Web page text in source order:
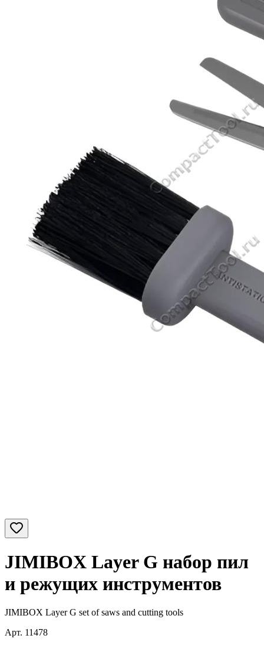
JIMIBOX Layer G набор пил
и режущих инструментов
JIMIBOX Layer G set of saws and cutting tools
Арт. 11478